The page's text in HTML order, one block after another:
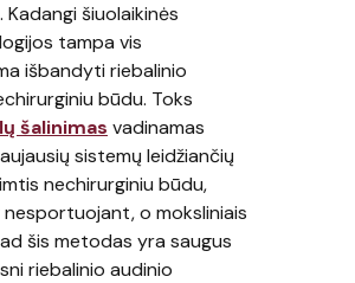
šiuolaikinės
tampa vis
išbandyti riebalinio
būdu. Toks
šalinimas vadinamas
sistemų leidžiančių
nechirurginiu būdu,
o moksliniais
šis metodas yra saugus
riebalinio audinio